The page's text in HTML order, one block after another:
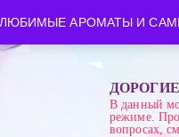
ЛЮБИМЫЕ АРОМАТЫ И
пн-сб 10:00-21:00
В данный
режиме.
вопросах,